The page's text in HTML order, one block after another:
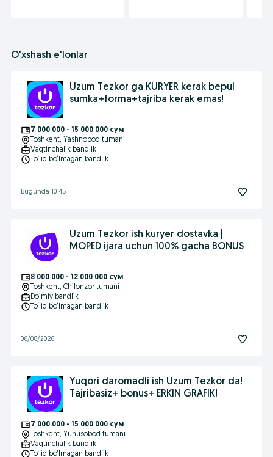
O'xshash e'lonlar
Uzum Tezkor ga KURYER kerak bepul
sumka+forma+tajriba kerak emas!
7 000 000 - 15 000 000 сум
Toshkent, Yashnobod tumani
Vaqtinchalik bandlik
To‘liq bo‘lmagan bandlik
Bugunda 10:45
Uzum Tezkor ish kuryer dostavka |
MOPED ijara uchun 100% gacha BONUS
8 000 000 - 12 000 000 сум
Toshkent, Chilonzor tumani
Doimiy bandlik
To‘liq bo‘lmagan bandlik
06/08/2026
Yuqori daromadli ish Uzum Tezkor da!
Tajribasiz+ bonus+ ERKIN GRAFIK!
7 000 000 - 15 000 000 сум
Toshkent, Yunusobod tumani
Vaqtinchalik bandlik
To‘liq bo‘lmagan bandlik